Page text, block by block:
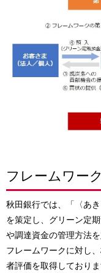
フレームワー
秋田銀行では、「〈あ
を策定し、グリーン定
や調達資金の管理方法
フレームワークに対し
者評価を取得しておりま